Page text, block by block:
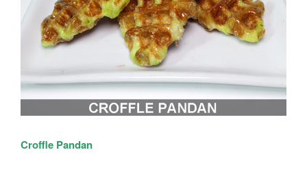
Croffle Pandan